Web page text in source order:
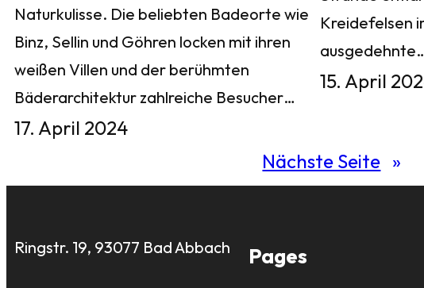
Naturkulisse. Die beliebten Badeorte wie
Binz, Sellin und Göhren locken mit ihren
weißen Villen und der berühmten
Bäderarchitektur zahlreiche Besucher…
17. April 2024
Kreidefelsen
15. April
Nächste Seite »
Ringstr. 19, 93077 Bad Abbach Pages